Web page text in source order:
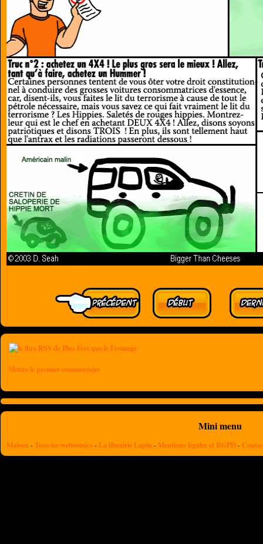
Mettre le premier commentaire
Mini menu
Maison -Tous les webcomics - La librairie Lapin - Mentions légales et RGPD -